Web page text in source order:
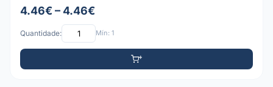
4.46€ – 4.46€
Quantidade: Mín: 1